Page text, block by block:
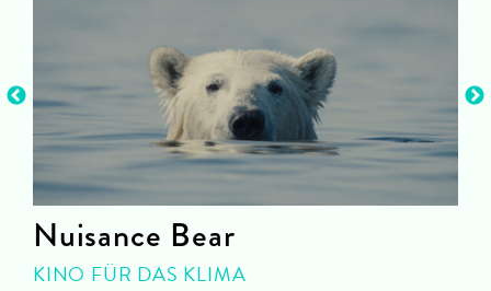
Nuisance Bear
KINO FÜR DAS KLIMA